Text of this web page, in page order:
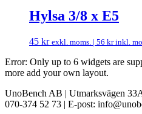
Hylsa 3/8 x E5
45 kr exkl. moms. | 56 krinkl.
Error: Only up to 6 widgets are
more add your own layout.
UnoBench AB | Utmarksvägen
070-374 52 73 | E-post: